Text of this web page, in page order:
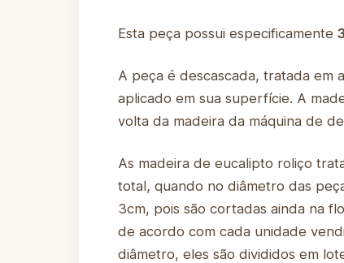
Esta peça possui especificamente
A peça é descascada, tratada em
aplicado em sua superfície. A
volta da madeira da máquina de
As madeira de eucalipto roliço
total, quando no diâmetro das
3cm, pois são cortadas ainda na
de acordo com cada unidade
diâmetro, eles são divididos em